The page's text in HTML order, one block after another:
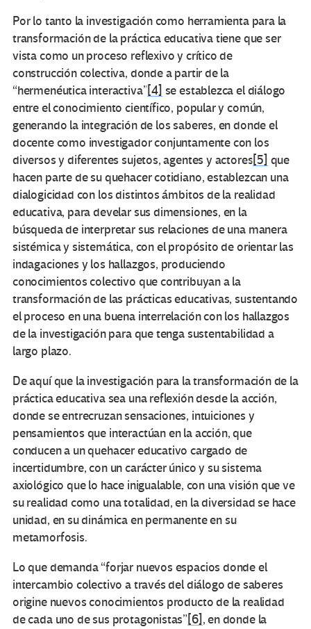
Por lo tanto la investigación como herramienta para la
transformación de la práctica educativa tiene que ser
vista como un proceso reflexivo y crítico de
construcción colectiva, donde a partir de la
“hermenéutica interactiva”[4] se establezca el diálogo
entre el conocimiento científico, popular y común,
generando la integración de los saberes, en donde el
docente como investigador conjuntamente con los
diversos y diferentes sujetos, agentes y actores[5] que
hacen parte de su quehacer cotidiano, establezcan una
dialogicidad con los distintos ámbitos de la realidad
educativa, para develar sus dimensiones, en la
búsqueda de interpretar sus relaciones de una manera
sistémica y sistemática, con el propósito de orientar las
indagaciones y los hallazgos, produciendo
conocimientos colectivo que contribuyan a la
transformación de las prácticas educativas, sustentando
el proceso en una buena interrelación con los hallazgos
de la investigación para que tenga sustentabilidad a
largo plazo.
De aquí que la investigación para la transformación de la
práctica educativa sea una reflexión desde la acción,
donde se entrecruzan sensaciones, intuiciones y
pensamientos que interactúan en la acción, que
conducen a un quehacer educativo cargado de
incertidumbre, con un carácter único y su sistema
axiológico que lo hace inigualable, con una visión que ve
su realidad como una totalidad, en la diversidad se hace
unidad, en su dinámica en permanente en su
metamorfosis.
Lo que demanda “forjar nuevos espacios donde el
intercambio colectivo a través del diálogo de saberes
origine nuevos conocimientos producto de la realidad
de cada uno de sus protagonistas”[6], en donde la